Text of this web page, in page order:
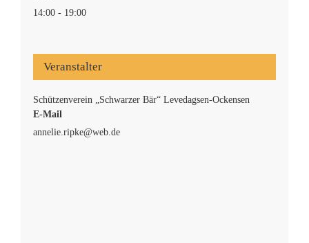
14:00 - 19:00
Veranstalter
Schützenverein „Schwarzer Bär“ Levedagsen-Ockensen
E-Mail
annelie.ripke@web.de